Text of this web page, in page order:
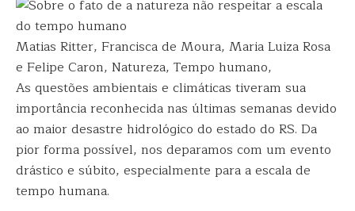
Matias Ritter, Francisca de Moura, Maria Luiza Rosa
e Felipe Caron, Natureza, Tempo humano,
As questões ambientais e climáticas tiveram sua
importância reconhecida nas últimas semanas devido
ao maior desastre hidrológico do estado do RS. Da
pior forma possível, nos deparamos com um evento
drástico e súbito, especialmente para a escala de
tempo humana.